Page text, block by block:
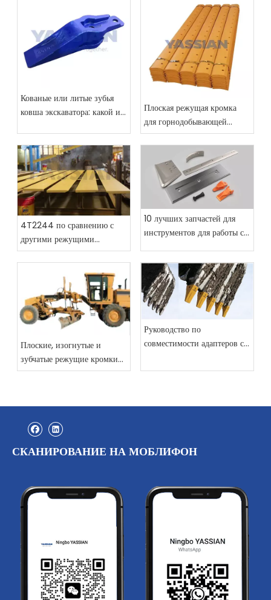
Кованые или литые зубья
ковша экскаватора: какой из
инвестиций?
Плоская режущая кромка
для горнодобывающей
промышленности и
строительства: основные
различия и советы по
выбору
4T2244 по сравнению с
другими режущими
кромками для ковша: какую
10 лучших запчастей для
инструментов для работы с
быть на складе каждого
строительного парка в 2026
году
Плоские, изогнутые и
зубчатые режущие кромки
автогрейдера
Руководство по
совместимости адаптеров с
Komatsu и другие
СКАНИРОВАНИЕ НА МОБЛИФОН